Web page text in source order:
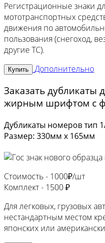
Регистрационные знаки
мототранспортных
движения по
пользования (снегоход,
другие ТС).
Купить Дополнительно
Заказать дубликаты
жирным шрифтом с
Дубликаты номеров тип
Размер: 330мм х 165мм
Стоимость - 1000₽/шт
Комплект - 1500 ₽
Для легковых, грузовых
нестандартным местом
японских или